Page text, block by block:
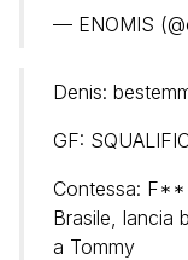
— ENOMIS
Denis:
GF:
Contessa:
Brasile, lancia
a Tommy